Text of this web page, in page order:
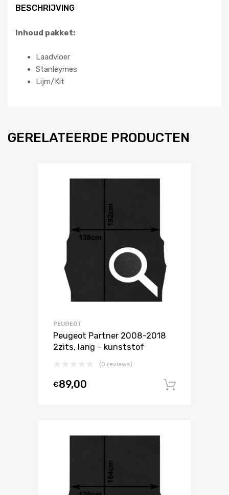
BESCHRIJVING
Inhoud pakket:
Laadvloer
Stanleymes
Lijm/Kit
GERELATEERDE PRODUCTEN
PEUGEOT
Peugeot Partner 2008-2018
2zits, lang – kunststof
(0 reviews)
€89,00